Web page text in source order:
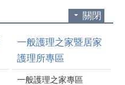
關閉
一般護理之家暨居家
護理所專區
一般護理之家專區